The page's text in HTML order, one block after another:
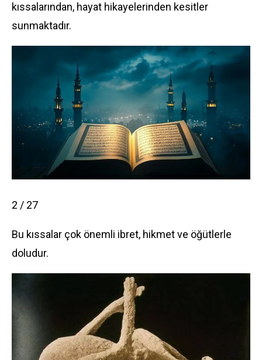
kıssalarından, hayat hikayelerinden kesitler
sunmaktadır.
2 / 27
Bu kıssalar çok önemli ibret, hikmet ve öğütlerle
doludur.